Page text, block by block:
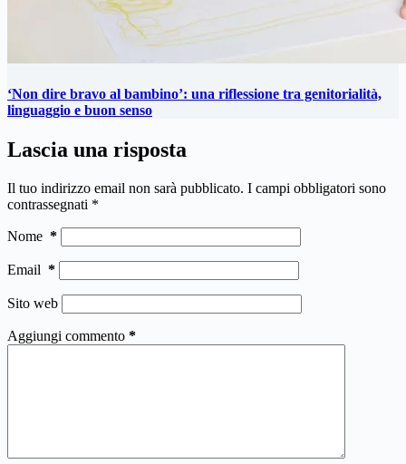
‘Non dire bravo al bambino’: una riflessione tra genitorialità,
linguaggio e buon senso
Lascia una risposta
Il tuo indirizzo email non sarà pubblicato. I campi obbligatori sono
contrassegnati *
Nome *
Email *
Sito web
Aggiungi commento *